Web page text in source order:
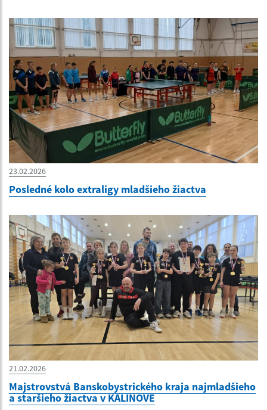
23.02.2026
Posledné kolo extraligy mladšieho žiactva
21.02.2026
Majstrovstvá Banskobystrického kraja najmladšieho
a staršieho žiactva v KALINOVE